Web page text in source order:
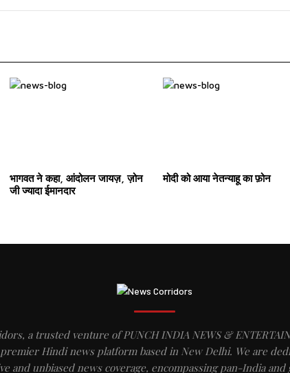
भागवत ने कहा, आंदोलन जायज़, ज़ोन
जी ज्यादा ईमानदार
मोदी को आया नेतन्याहू का फ़ोन
a trusted venture of PUNCH INDIA NEWS &
Hindi news platform based in New Delhi. We are
and unbiased news coverage, encompassing pan-India and